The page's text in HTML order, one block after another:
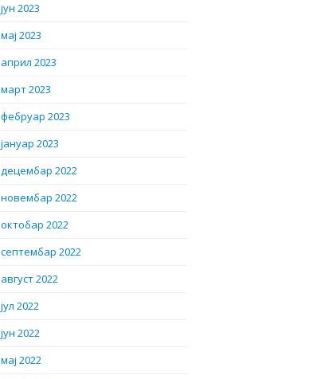
јун 2023
мај 2023
април 2023
март 2023
фебруар 2023
јануар 2023
децембар 2022
новембар 2022
октобар 2022
септембар 2022
август 2022
јул 2022
јун 2022
мај 2022